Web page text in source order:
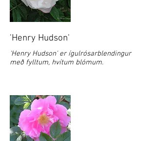
'Henry Hudson'
'Henry Hudson' er ígulrósarblendingur
með fylltum, hvítum blómum.